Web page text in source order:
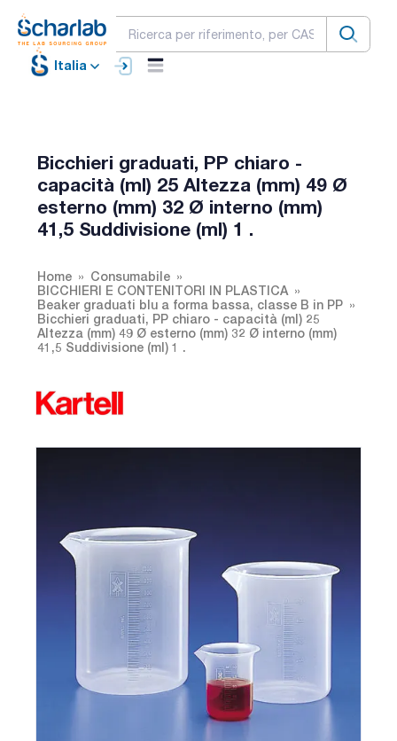
Italia
Bicchieri graduati, PP chiaro -
capacità (ml) 25 Altezza (mm) 49 Ø
esterno (mm) 32 Ø interno (mm)
41,5 Suddivisione (ml) 1 .
Home
Consumabile
BICCHIERI E CONTENITORI IN PLASTICA
Beaker graduati blu a forma bassa, classe B in PP
Bicchieri graduati, PP chiaro - capacità (ml) 25
Altezza (mm) 49 Ø esterno (mm) 32 Ø interno (mm)
41,5 Suddivisione (ml) 1 .